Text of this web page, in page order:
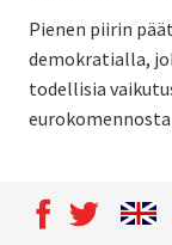
Pienen piirin
demokratialla,
todellisia